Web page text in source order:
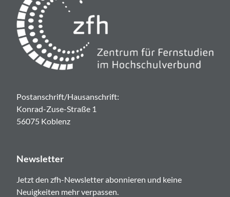
Postanschrift/Hausanschrift:
Konrad-Zuse-Straße 1
56075 Koblenz
Newsletter
Jetzt den zfh-Newsletter abonnieren und keine
Neuigkeiten mehr verpassen.